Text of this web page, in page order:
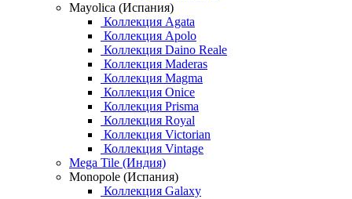
Mayolica (Испания)
Коллекция Agata
Коллекция Apolo
Коллекция Daino Reale
Коллекция Maderas
Коллекция Magma
Коллекция Onice
Коллекция Prisma
Коллекция Royal
Коллекция Victorian
Коллекция Vintage
Mega Tile (Индия)
Monopole (Испания)
Коллекция Galaxy